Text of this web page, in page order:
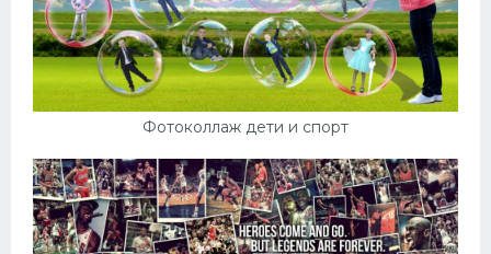
Фотоколлаж дети и спорт